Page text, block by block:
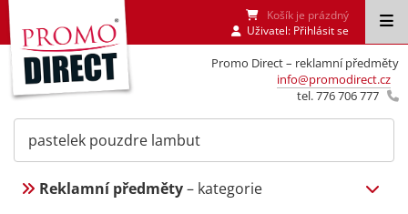
Promo Direct – reklamní předměty
info@promodirect.cz
tel. 776 706 777
Košík je prázdný
Uživatel: Přihlásit se
Reklamní předměty– kategorie